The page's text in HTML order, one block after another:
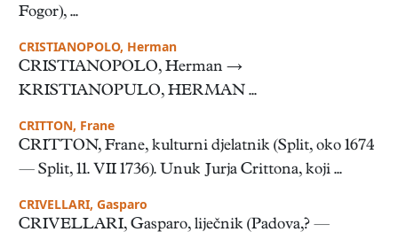
Fogor), ...
CRISTIANOPOLO, Herman
CRISTIANOPOLO, Herman →
KRISTIANOPULO, HERMAN ...
CRITTON, Frane
CRITTON, Frane, kulturni djelatnik (Split, oko 1674
— Split, 11. VII 1736). Unuk Jurja Crittona, koji ...
CRIVELLARI, Gasparo
CRIVELLARI, Gasparo, liječnik (Padova,? —